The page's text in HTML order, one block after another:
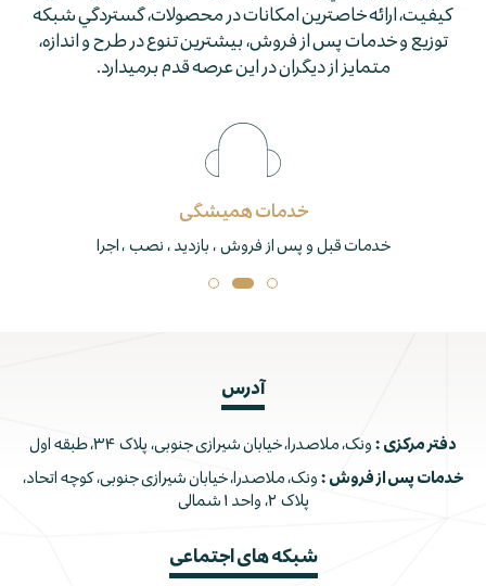
كيفيت، ارائه خاصترين امكانات در محصولات، گستردگي شبكه
توزيع و خدمات پس از فروش، بيشترين تنوع در طرح و اندازه،
متمايز از ديگران در اين عرصه قدم برمي­دارد.
خدمات همیشگی
خدمات قبل و پس از فروش ، بازدید ، نصب ، اجرا
آدرس
دفتر مرکزی : ونک، ملاصدرا، خیابان شیرازی جنوبی، پلاک ۳۴، طبقه اول
خدمات پس از فروش : ونک، ملاصدرا، خیابان شیرازی جنوبی، کوچه اتحاد،
پلاک ۲، واحد ۱ شمالی
شبکه های اجتماعی